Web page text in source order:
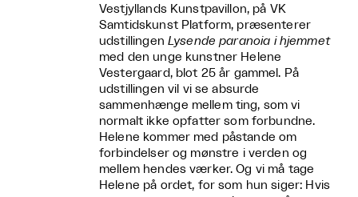
Vestjyllands Kunstpavillon, på VK
Samtidskunst Platform, præsenterer
udstillingen Lysende paranoia i hjemmet
med den unge kunstner Helene
Vestergaard, blot 25 år gammel. På
udstillingen vil vi se absurde
sammenhænge mellem ting, som vi
normalt ikke opfatter som forbundne.
Helene kommer med påstande om
forbindelser og mønstre i verden og
mellem hendes værker. Og vi må tage
Helene på ordet, for som hun siger: Hvis